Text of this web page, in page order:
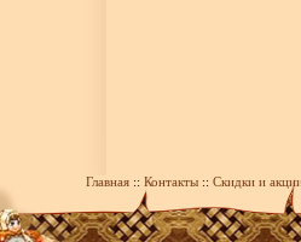
Главная :: Контакты :: Скидки и